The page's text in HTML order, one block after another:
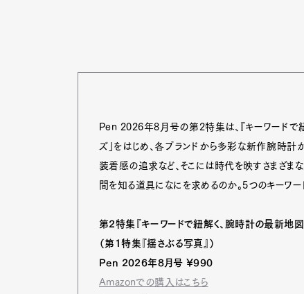
Pen 2026年8月号の第2特集は、『キーワードで
ズ」をはじめ、各ブランドから多彩な新作腕時
装着感の追求など、そこには時代を映すさまざま
間を知る道具になにを求めるのか。5つのキーワ
第2特集『キーワードで紐解く、腕時計の最新地図
（第1特集『揺さぶる写真』）
Pen 2026年8月号 ¥990
Amazonでの購入はこちら